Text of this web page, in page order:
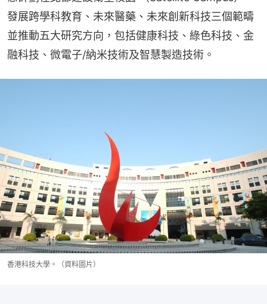
發展跨學科教育、未來醫藥、未來創新科技三個範疇
並推動五大研究方向，包括健康科技、綠色科技、金
融科技、微電子/納米技術及智慧製造技術。
香港科技大學。（資料圖片）